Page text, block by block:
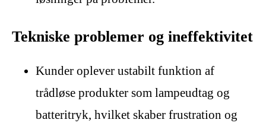
Tekniske problemer og ineffektivitet
Kunder oplever ustabilt funktion af
trådløse produkter som lampeudtag og
batteritryk, hvilket skaber frustration og